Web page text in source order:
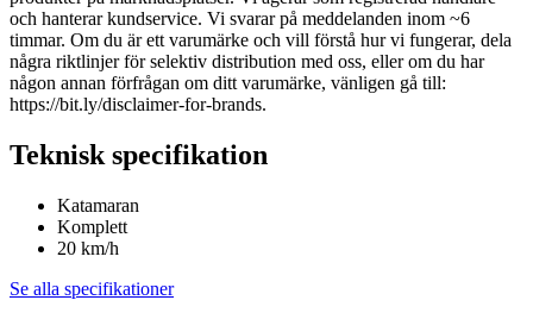
och hanterar kundservice. Vi svarar på meddelanden inom ~6
timmar. Om du är ett varumärke och vill förstå hur vi fungerar, dela
några riktlinjer för selektiv distribution med oss, eller om du har
någon annan förfrågan om ditt varumärke, vänligen gå till:
https://bit.ly/disclaimer-for-brands.
Teknisk specifikation
Katamaran
Komplett
20 km/h
Se alla specifikationer